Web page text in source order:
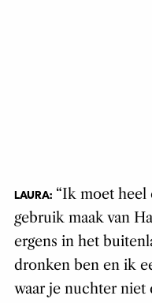
LAURA:“Ik moet heel
gebruik maak van
ergens in het
dronken ben en ik
waar je nuchter niet